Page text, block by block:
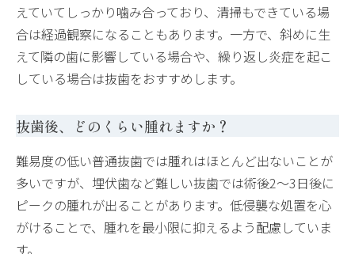
えていてしっかり噛み合っており、清掃もできている場
合は経過観察になることもあります。一方で、斜めに生
えて隣の歯に影響している場合や、繰り返し炎症を起こ
している場合は抜歯をおすすめします。
抜歯後、どのくらい腫れますか？
難易度の低い普通抜歯では腫れはほとんど出ないことが
多いですが、埋伏歯など難しい抜歯では術後2〜3日後に
ピークの腫れが出ることがあります。低侵襲な処置を心
がけることで、腫れを最小限に抑えるよう配慮していま
す。